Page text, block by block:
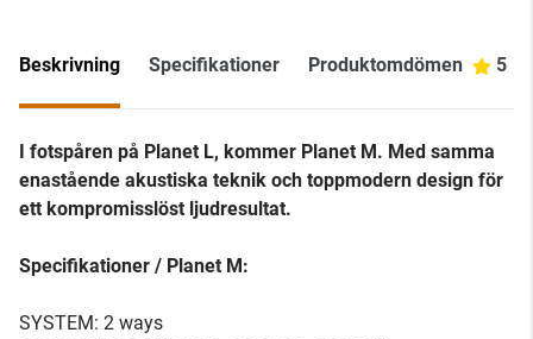
Beskrivning Specifikationer Produktomdömen 5
I fotspåren på Planet L, kommer Planet M. Med samma
enastående akustiska teknik och toppmodern design för
ett kompromisslöst ljudresultat.
Specifikationer / Planet M:
SYSTEM: 2 ways